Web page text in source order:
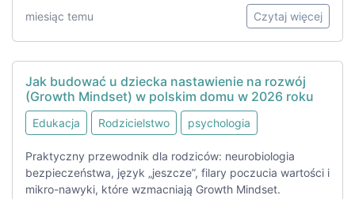
miesiąc temu Czytaj więcej
Jak budować u dziecka nastawienie na rozwój
(Growth Mindset) w polskim domu w 2026 roku
Edukacja Rodzicielstwo psychologia
Praktyczny przewodnik dla rodziców: neurobiologia
bezpieczeństwa, język „jeszcze”, filary poczucia wartości i
mikro-nawyki, które wzmacniają Growth Mindset.